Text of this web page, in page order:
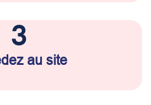
3
au site